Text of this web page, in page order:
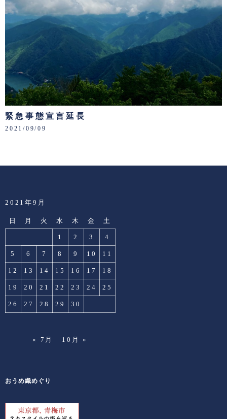
緊急事態宣言延長
2021/09/09
2021年9月
日 月 火 水 木 金 土
1 2 3 4
5 6 7 8 9 10 11
12 13 14 15 16 17 18
19 20 21 22 23 24 25
26 27 28 29 30
« 7月 10月 »
おうめ織めぐり